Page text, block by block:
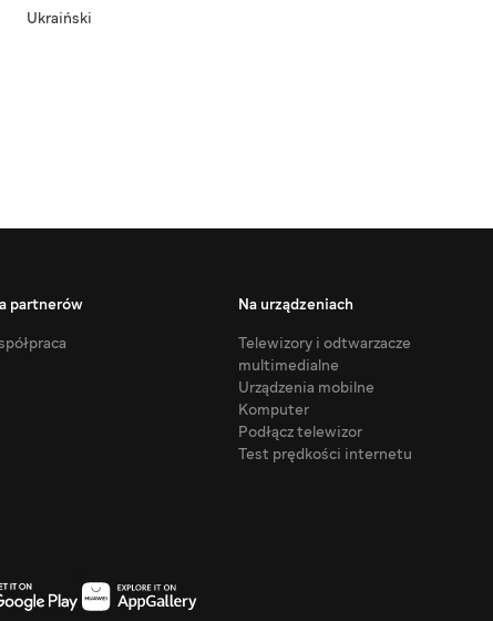
Ukraiński
partnerów
Na urządzeniach
Telewizory i odtwarzacze
multimedialne
Urządzenia mobilne
Komputer
Podłącz telewizor
Test prędkości internetu